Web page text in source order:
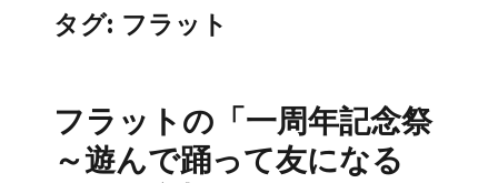
タグ: フラット
フラットの「一周年記念祭
～遊んで踊って友になる